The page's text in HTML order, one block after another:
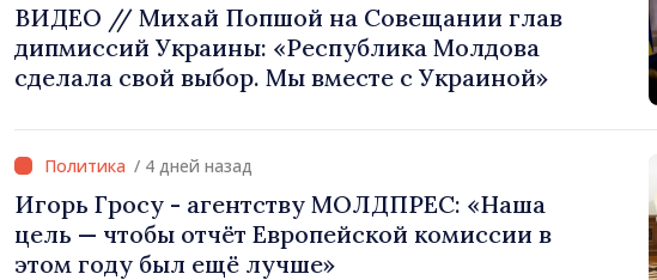
ВИДЕО // Михай Попшой на Совещании глав
дипмиссий Украины: «Республика Молдова
сделала свой выбор. Мы вместе с Украиной»
/ 4 дней назад
Игорь Гросу - агентству МОЛДПРЕС: «Наша
цель — чтобы отчёт Европейской комиссии в
этом году был ещё лучше»